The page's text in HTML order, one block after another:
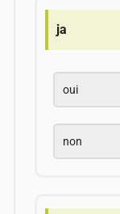
ja
oui
non